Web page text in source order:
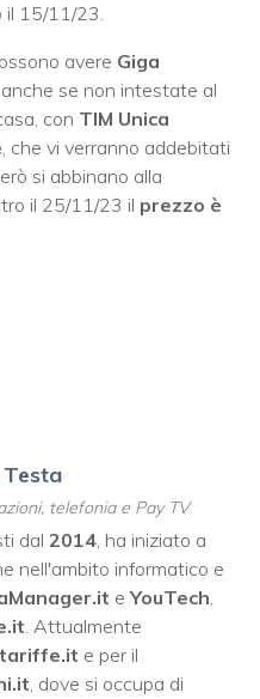
il 15/11/23.
avere Giga
anche se non intestate al
con TIM Unica
, che vi verranno addebitati
si abbinano alla
il 25/11/23 il prezzo è
telefonia e Pay TV
dal 2014, ha iniziato a
nell'ambito informatico e
eYouTech,
. Attualmente
e per il
, dove si occupa di